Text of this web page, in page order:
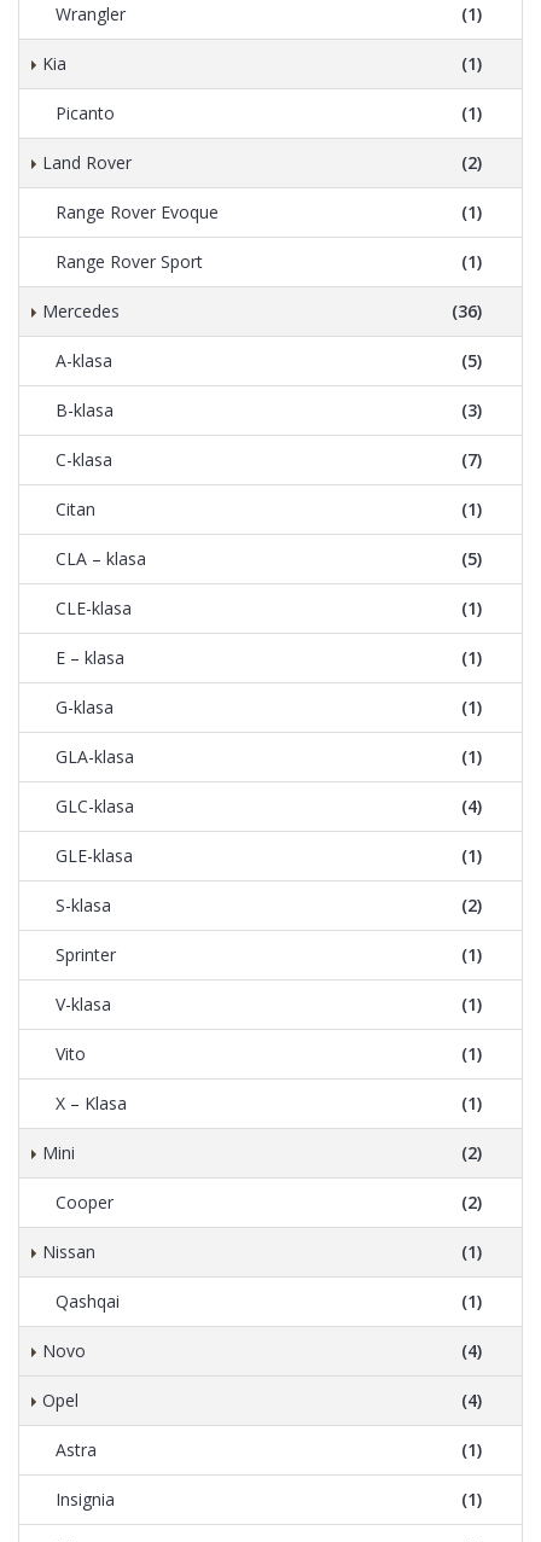
Wrangler (1)
Kia (1)
Picanto (1)
Land Rover (2)
Range Rover Evoque (1)
Range Rover Sport (1)
Mercedes (36)
A-klasa (5)
B-klasa (3)
C-klasa (7)
Citan (1)
CLA – klasa (5)
CLE-klasa (1)
E – klasa (1)
G-klasa (1)
GLA-klasa (1)
GLC-klasa (4)
GLE-klasa (1)
S-klasa (2)
Sprinter (1)
V-klasa (1)
Vito (1)
X – Klasa (1)
Mini (2)
Cooper (2)
Nissan (1)
Qashqai (1)
Novo (4)
Opel (4)
Astra (1)
Insignia (1)